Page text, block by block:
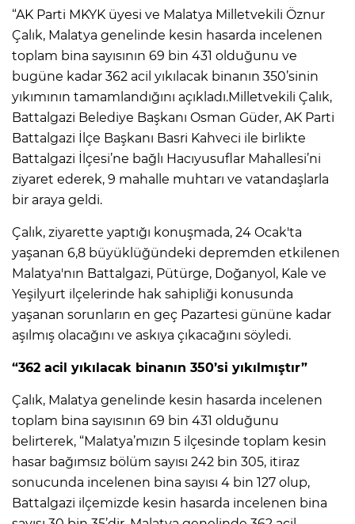
“AK Parti MKYK üyesi ve Malatya Milletvekili Öznur
Çalık, Malatya genelinde kesin hasarda incelenen
toplam bina sayısının 69 bin 431 olduğunu ve
bugüne kadar 362 acil yıkılacak binanın 350’sinin
yıkımının tamamlandığını açıkladı.Milletvekili Çalık,
Battalgazi Belediye Başkanı Osman Güder, AK Parti
Battalgazi İlçe Başkanı Basri Kahveci ile birlikte
Battalgazi İlçesi’ne bağlı Hacıyusuflar Mahallesi’ni
ziyaret ederek, 9 mahalle muhtarı ve vatandaşlarla
bir araya geldi.
Çalık, ziyarette yaptığı konuşmada, 24 Ocak'ta
yaşanan 6,8 büyüklüğündeki depremden etkilenen
Malatya'nın Battalgazi, Pütürge, Doğanyol, Kale ve
Yeşilyurt ilçelerinde hak sahipliği konusunda
yaşanan sorunların en geç Pazartesi gününe kadar
aşılmış olacağını ve askıya çıkacağını söyledi.
“362 acil yıkılacak binanın 350’si yıkılmıştır”
Çalık, Malatya genelinde kesin hasarda incelenen
toplam bina sayısının 69 bin 431 olduğunu
belirterek, “Malatya’mızın 5 ilçesinde toplam kesin
hasar bağımsız bölüm sayısı 242 bin 305, itiraz
sonucunda incelenen bina sayısı 4 bin 127 olup,
Battalgazi ilçemizde kesin hasarda incelenen bina